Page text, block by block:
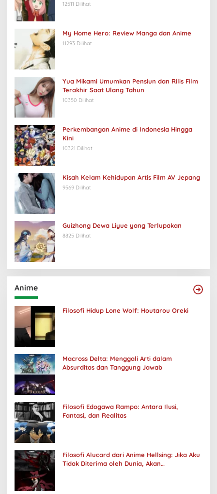
12511 Dilihat
My Home Hero: Review Manga dan Anime
11293 Dilihat
Yua Mikami Umumkan Pensiun dan Rilis Film
Terakhir Saat Ulang Tahun
10350 Dilihat
Perkembangan Anime di Indonesia Hingga
Kini
10321 Dilihat
Kisah Kelam Kehidupan Artis Film AV Jepang
9569 Dilihat
Guizhong Dewa Liyue yang Terlupakan
8825 Dilihat
Anime
Filosofi Hidup Lone Wolf: Houtarou Oreki
Macross Delta: Menggali Arti dalam
Absurditas dan Tanggung Jawab
Filosofi Edogawa Rampo: Antara Ilusi,
Fantasi, dan Realitas
Filosofi Alucard dari Anime Hellsing: Jika Aku
Tidak Diterima oleh Dunia, Akan